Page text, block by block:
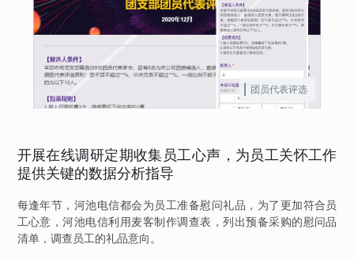
团员代表评选
开展在线调研定期收集员工心声，为员工关怀工作
提供关键的数据分析指导
每逢年节，河池电信都会为员工准备慰问礼品，为了更加符合员
工心意，河池电信利用麦客制作调查表，列出预备采购的慰问品
清单，调查员工的礼品意向。